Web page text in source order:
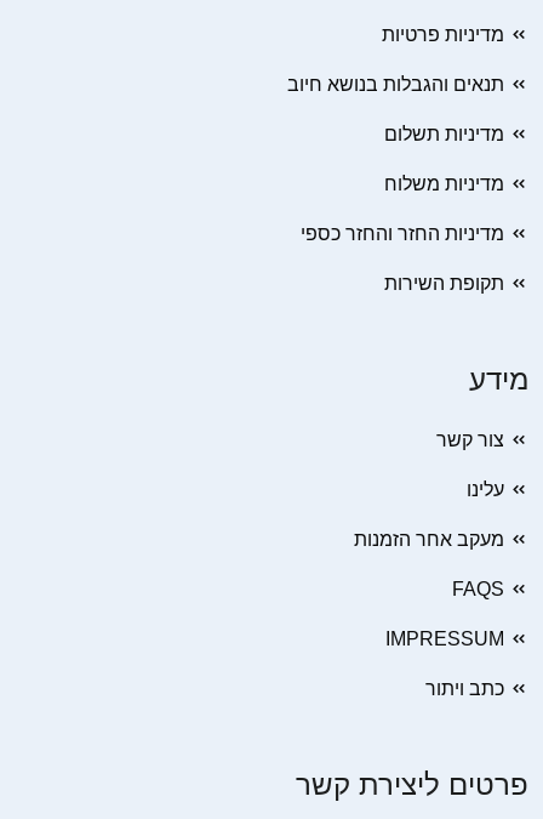
מדיניות פרטיות
תנאים והגבלות בנושא חיוב
מדיניות תשלום
מדיניות משלוח
מדיניות החזר והחזר כספי
תקופת השירות
מידע
צור קשר
עלינו
מעקב אחר הזמנות
FAQS
IMPRESSUM
כתב ויתור
פרטים ליצירת קשר